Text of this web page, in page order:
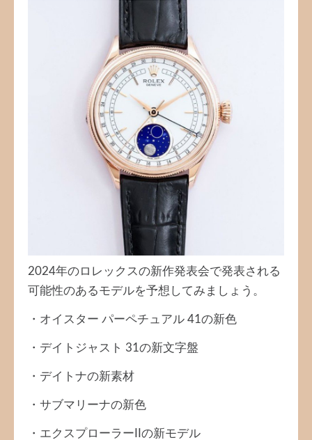
2024年のロレックスの新作発表会で発表される
可能性のあるモデルを予想してみましょう。
・オイスター パーペチュアル 41の新色
・デイトジャスト 31の新文字盤
・デイトナの新素材
・サブマリーナの新色
・エクスプローラーIIの新モデル